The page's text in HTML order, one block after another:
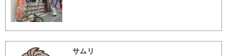
サムリ